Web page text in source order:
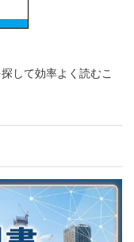
して効率よく読むこ